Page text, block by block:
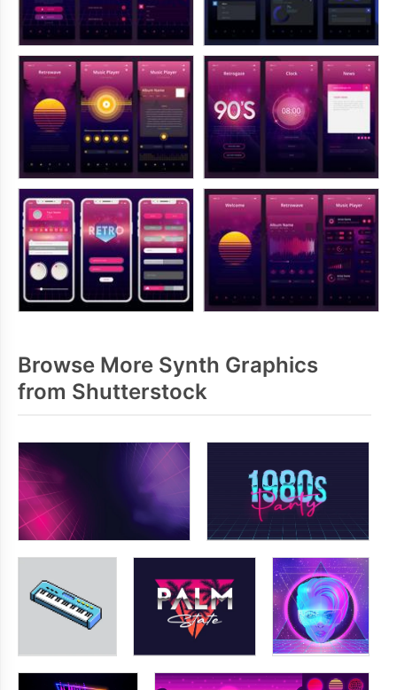
Browse More Synth Graphics
from Shutterstock